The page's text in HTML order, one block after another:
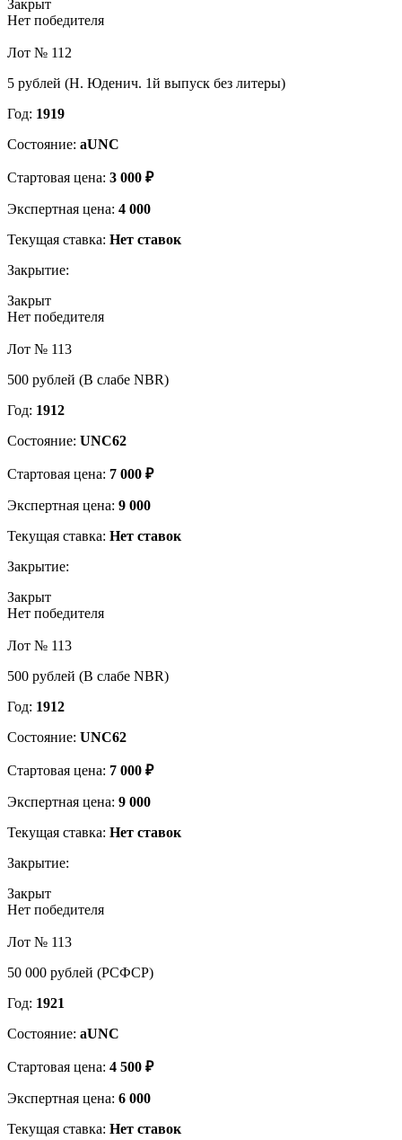
Закрыт
Нет победителя
Лот № 112
5 рублей (Н. Юденич. 1й выпуск без литеры)
Год: 1919
Состояние: aUNC
Стартовая цена: 3 000 ₽
Экспертная цена: 4 000
Текущая ставка: Нет ставок
Закрытие:
Закрыт
Нет победителя
Лот № 113
500 рублей (В слабе NBR)
Год: 1912
Состояние: UNC62
Стартовая цена: 7 000 ₽
Экспертная цена: 9 000
Текущая ставка: Нет ставок
Закрытие:
Закрыт
Нет победителя
Лот № 113
500 рублей (В слабе NBR)
Год: 1912
Состояние: UNC62
Стартовая цена: 7 000 ₽
Экспертная цена: 9 000
Текущая ставка: Нет ставок
Закрытие:
Закрыт
Нет победителя
Лот № 113
50 000 рублей (РСФСР)
Год: 1921
Состояние: aUNC
Стартовая цена: 4 500 ₽
Экспертная цена: 6 000
Текущая ставка: Нет ставок